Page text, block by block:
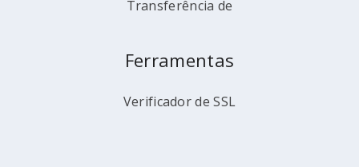
Transferência de
Ferramentas
Verificador de SSL